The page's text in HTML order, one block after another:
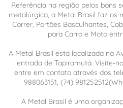
Referência na região pelos bons
metalúrgica, a Metal Brasil faz os
Correr, Portões Basculhantes,
para Carro e Moto
A Metal Brasil está localizada na
entrada de Tapiramutá. Visite-
entre em contato através dos
988063151, (74)
A Metal Brasil é uma